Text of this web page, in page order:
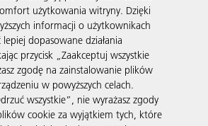
użytkowania witryny. Dzięki
informacji o użytkownikach
dopasowane działania
przycisk „Zaakceptuj wszystkie
zgodę na zainstalowanie plików
w powyższych celach.
wszystkie”, nie wyrażasz zgody
cookie za wyjątkiem tych, które